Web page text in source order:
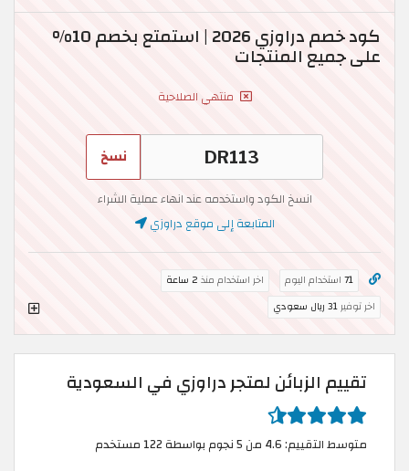
كود خصم دراوزي 2026 | استمتع بخصم 10%
على جميع المنتجات
منتهي الصلاحية
نسخ
انسخ الكود واستخدمه عند انهاء عملية الشراء
المتابعة إلى موقع دراوزي
71 استخدام اليوم اخر استخدام منذ 2 ساعة
اخر توفير31 ريال سعودي
تقييم الزبائن لمتجر دراوزي في السعودية
متوسط التقييم: 4.6 من 5 نجوم بواسطة 122 مستخدم